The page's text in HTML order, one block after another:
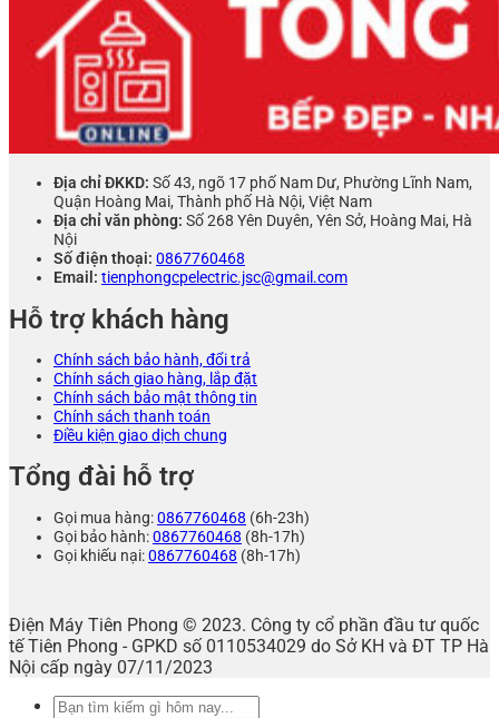
Địa chỉ ĐKKD: Số 43, ngõ 17 phố Nam Dư, Phường Lĩnh Nam,
Quận Hoàng Mai, Thành phố Hà Nội, Việt Nam
Địa chỉ văn phòng: Số 268 Yên Duyên, Yên Sở, Hoàng Mai, Hà
Nội
Số điện thoại: 0867760468
Email: tienphongcpelectric.jsc@gmail.com
Hỗ trợ khách hàng
Chính sách bảo hành, đổi trả
Chính sách giao hàng, lắp đặt
Chính sách bảo mật thông tin
Chính sách thanh toán
Điều kiện giao dịch chung
Tổng đài hỗ trợ
Gọi mua hàng:0867760468 (6h-23h)
Gọi bảo hành:0867760468 (8h-17h)
Gọi khiếu nại:0867760468 (8h-17h)
Điện Máy Tiên Phong © 2023. Công ty cổ phần đầu tư quốc
tế Tiên Phong - GPKD số 0110534029 do Sở KH và ĐT TP Hà
Nội cấp ngày 07/11/2023
Tìm